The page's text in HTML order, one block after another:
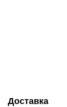
Доставка